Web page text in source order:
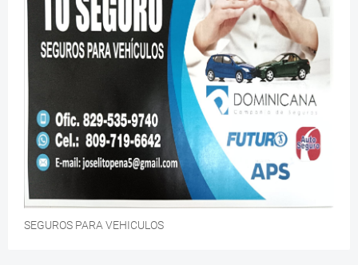
SEGUROS PARA VEHICULOS